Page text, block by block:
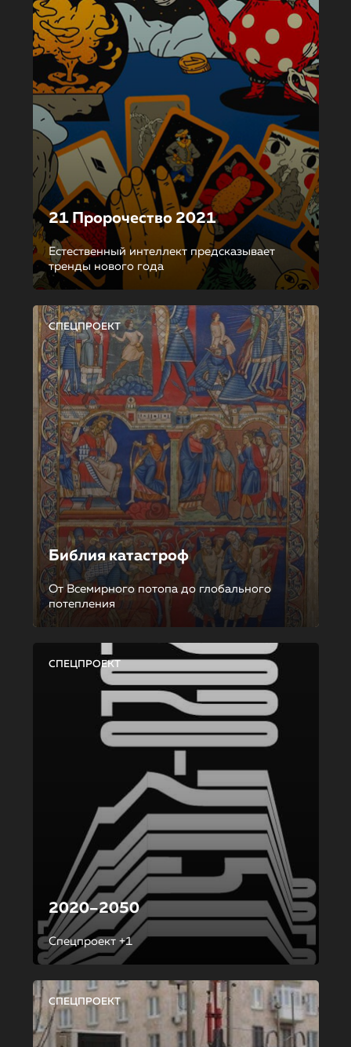
21 Пророчество 2021
Естественный интеллект предсказывает
тренды нового года
СПЕЦПРОЕКТ
Библия катастроф
От Всемирного потопа до глобального
потепления
СПЕЦПРОЕКТ
2020–2050
Спецпроект +1
СПЕЦПРОЕКТ